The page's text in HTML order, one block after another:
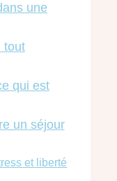
une
tout
qui est
un séjour
et liberté